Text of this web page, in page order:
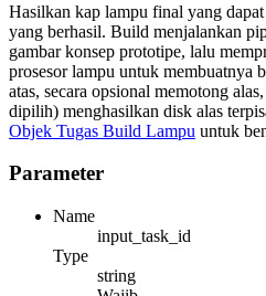
Hasilkan kap lampu final yang
yang berhasil. Build menjalankan
gambar konsep prototipe, lalu
prosesor lampu untuk membuatnya
atas, secara opsional memotong
dipilih) menghasilkan disk alas
Objek Tugas Build Lampu untuk
Parameter
Name
input_task_id
Type
string